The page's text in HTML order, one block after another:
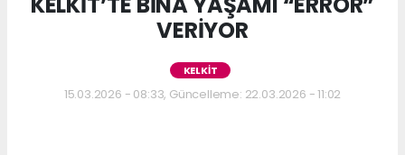
VERİYOR
KELKİT
15.03.2026 - 08:33, Güncelleme: 22.03.2026 - 11:02